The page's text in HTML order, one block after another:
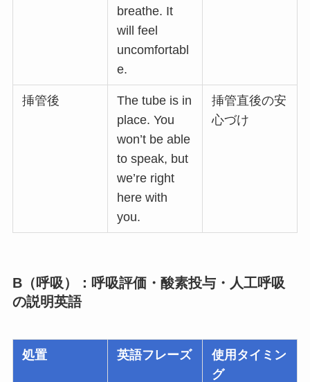
breathe. It
will feel
uncomfortabl
e.
挿管後
The tube is in
place. You
won’t be able
to speak, but
we’re right
here with
you.
挿管直後の安
心づけ
B（呼吸）：呼吸評価・酸素投与・人工呼吸
の説明英語
処置 英語フレーズ
使用タイミン
グ